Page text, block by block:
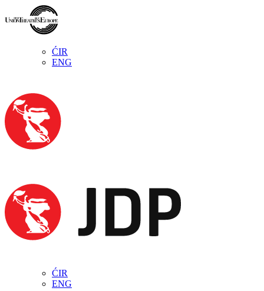
ĆIR
ENG
ĆIR
ENG